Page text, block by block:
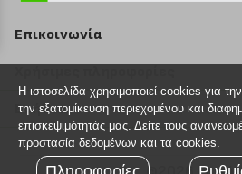
Επικοινωνία
211 2000 700
info@plus4u.gr
Η εταιρία
Σημεία παραλαβής
Ευκαιρίες καριέρας
Βοήθεια
Εξέλιξη παραγγελίας
Τρόποι παραγγελίας
Η ιστοσελίδα χρησιμοποιεί cookies για
την εξατομίκευση περιεχομένου και
επισκεψιμότητάς μας. Δείτε τους
προστασία δεδομένων και τα cookies.